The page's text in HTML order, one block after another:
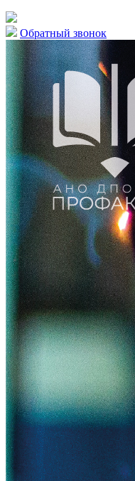
Обратный звонок